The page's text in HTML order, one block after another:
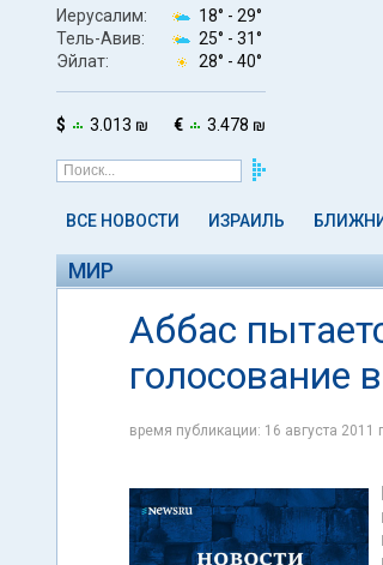
Иерусалим: 18° - 29°
Тель-Авив:
25° - 31°
Эйлат:
28° - 40°
$ 3.013 ₪ € 3.478 ₪
ВСЕ НОВОСТИ ИЗРАИЛЬ
МИР
Аббас
голосование
время публикации: 16 августа 2011